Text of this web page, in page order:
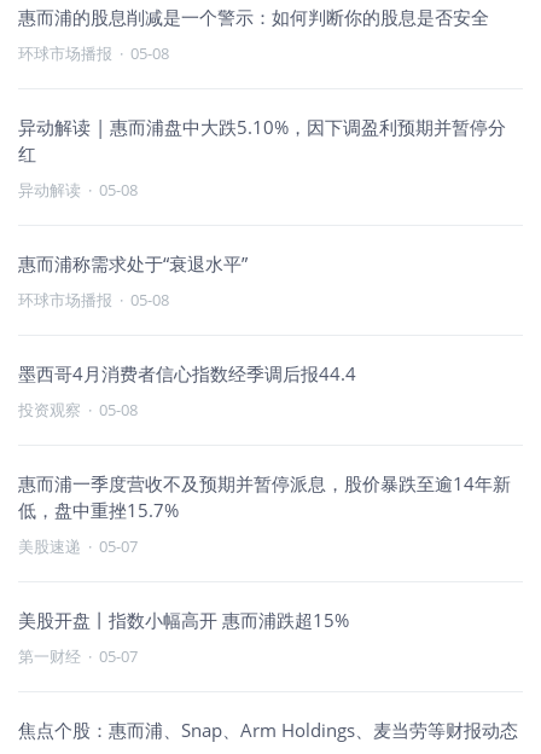
惠而浦的股息削减是一个警示：如何判断你的股息是否安全
环球市场播报 · 05-08
异动解读 | 惠而浦盘中大跌5.10%，因下调盈利预期并暂停分
红
异动解读 · 05-08
惠而浦称需求处于“衰退水平”
环球市场播报 · 05-08
墨西哥4月消费者信心指数经季调后报44.4
投资观察 · 05-08
惠而浦一季度营收不及预期并暂停派息，股价暴跌至逾14年新
低，盘中重挫15.7%
美股速递 · 05-07
美股开盘丨指数小幅高开 惠而浦跌超15%
第一财经 · 05-07
焦点个股：惠而浦、Snap、Arm Holdings、麦当劳等财报动态